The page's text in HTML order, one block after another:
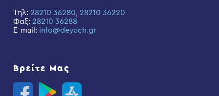
Τηλ: 28210 36280, 28210 36220
Φαξ: 28210 36288
E-mail: info@deyach.gr
Βρείτε Μας